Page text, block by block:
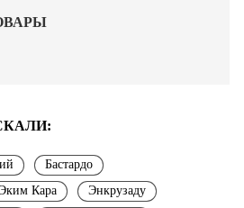
Бастардо
Кара
Энкрузаду